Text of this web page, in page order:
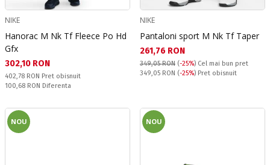
NIKE
Hanorac M Nk Tf Fleece Po Hd
Gfx
Текуща цена:
302,10 RON
Pret obisnuit:
402,78 RON Pret obisnuit
Спестявате:
100,68 RON Diferenta
NIKE
Pantaloni sport M Nk Tf Taper
Текуща цена:
261,76 RON
349,05 RON (-25%) Cel mai bun pret
Pret obisnuit:
349,05 RON (-25%) Pret obisnuit
NOU NOU